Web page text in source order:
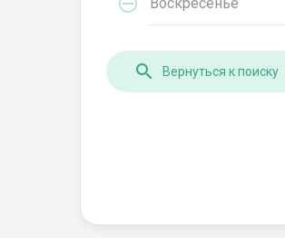
Вернуться к поиску